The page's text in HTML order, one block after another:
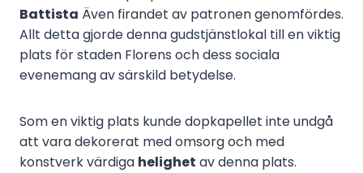
Battista Även firandet av patronen genomfördes.
Allt detta gjorde denna gudstjänstlokal till en viktig
plats för staden Florens och dess sociala
evenemang av särskild betydelse.
Som en viktig plats kunde dopkapellet inte undgå
att vara dekorerat med omsorg och med
konstverk värdiga helighet av denna plats.